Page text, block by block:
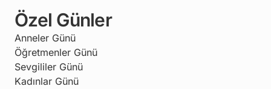
Özel Günler
Anneler Günü
Öğretmenler Günü
Sevgililer Günü
Kadınlar Günü